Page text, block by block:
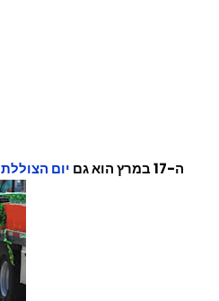
ה-17 במרץ הוא גם יום הצוללת